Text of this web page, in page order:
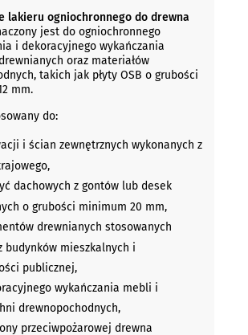
lakieru ogniochronnego do drewna
jest do ogniochronnego
i dekoracyjnego wykańczania
oraz materiałów
takich jak płyty OSB o grubości
mm.
do:
i ścian zewnętrznych wykonanych z
dachowych z gontów lub desek
o grubości minimum 20 mm,
drewnianych stosowanych
budynków mieszkalnych i
publicznej,
wykańczania mebli i
drewnopochodnych,
przeciwpożarowej drewna